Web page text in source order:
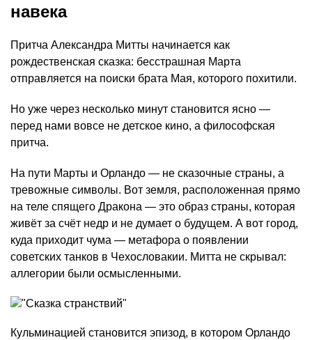
навека
Притча Александра Митты начинается как
рождественская сказка: бесстрашная Марта
отправляется на поиски брата Мая, которого похитили.
Но уже через несколько минут становится ясно —
перед нами вовсе не детское кино, а философская
притча.
На пути Марты и Орландо — не сказочные страны, а
тревожные символы. Вот земля, расположенная прямо
на теле спящего Дракона — это образ страны, которая
живёт за счёт недр и не думает о будущем. А вот город,
куда приходит чума — метафора о появлении
советских танков в Чехословакии. Митта не скрывал:
аллегории были осмысленными.
Кульминацией становится эпизод, в котором Орландо